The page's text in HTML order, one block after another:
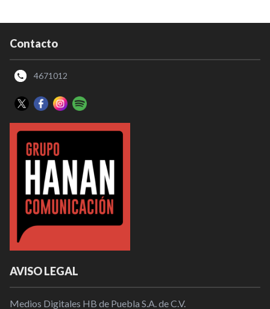
Contacto
4671012
AVISO LEGAL
Medios Digitales HB de Puebla S.A. de C.V.